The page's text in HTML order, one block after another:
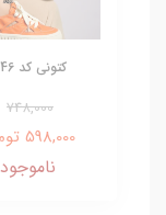
کتونی کد 7146
748,000
598,000 تومان
ناموجود